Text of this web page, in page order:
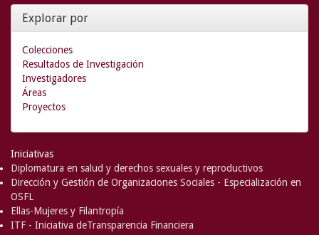
Explorar por
Colecciones
Resultados de Investigación
Investigadores
Áreas
Proyectos
Iniciativas
Diplomatura en salud y derechos sexuales y reproductivos
Dirección y Gestión de Organizaciones Sociales - Especialización en
OSFL
Ellas-Mujeres y Filantropía
ITF - Iniciativa deTransparencia Financiera